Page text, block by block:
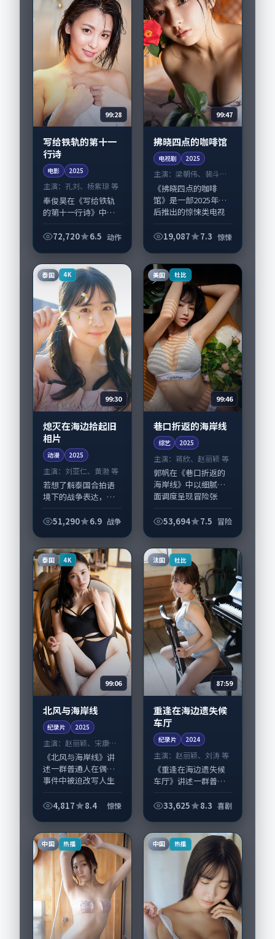
面...
99:28
写给铁轨的第十一
行诗
电影 2025
主演： 孔刘、杨紫琼 等
奉俊昊在《写给铁轨
的第十一行诗》中以
作张力，孔刘、杨紫
主要在美国完成制作
协同，2025-1...
72,720 6.5 动作
99:47
拂晓四点的咖啡馆
电视剧 2025
主演：梁朝伟、裴斗娜
等
《拂晓四点的咖啡
馆》是一部2025年前
后推出的惊悚类电视
导，梁朝伟、裴斗
份。故事围绕当代都
市...
19,087 7.3 惊悚
泰国 4K
99:30
熄灭在海边拾起旧
相片
动漫 2025
主演： 刘亚仁、黄渤 等
若想了解泰国合拍语
境下的战争表达，
相片》值得关注：剧
仁、黄渤与配角群戏
并重。影片2025年...
51,290 6.9 战争
美国 杜比
99:46
巷口折返的海岸线
综艺 2025
主演： 蒋欣、赵丽颖 等
郭帆在《巷口折返的
海岸线》中以细腻场
面调度呈现冒险张
衔的表演层次丰富。
同，2025-05-1...
53,694 7.5 冒险
泰国 4K
99:06
北风与海岸线
纪录片 2025
主演： 赵丽颖、宋康昊
等
《北风与海岸线》讲
述一群普通人在偶然
事件中被迫改写人生
型元素服务于人物刻
丽颖、宋康昊的情感...
4,817 8.4 惊悚
法国 杜比
87:59
重逢在海边遗失候
车厅
纪录片 2024
主演： 赵丽颖、刘涛 等
《重逢在海边遗失候
车厅》讲述一群普通
改写人生轨迹的故
头。导演韦斯·安德
森擅长留白叙事，赵
33,625 8.3 喜剧
中国 热播 中国 热播